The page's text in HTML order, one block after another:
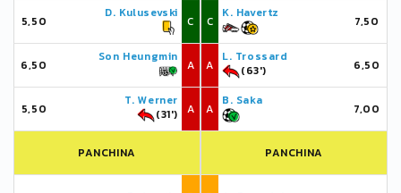
5,50
D. Kulusevski
C
6,50
Son Heungmin
A
5,50
T. Werner
(31')
A
PANCHINA
C
K. Havertz
7,50
A
L. Trossard
(63')
6,50
A
B. Saka
7,00
PANCHINA